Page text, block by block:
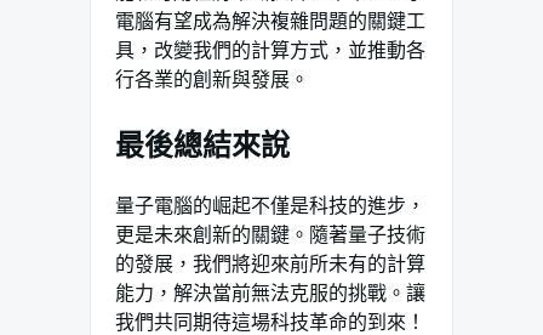
電腦有望成為解決複雜問題的關鍵工
具，改變我們的計算方式，並推動各
行各業的創新與發展。
最後總結來說
量子電腦的崛起不僅是科技的進步，
更是未來創新的關鍵。隨著量子技術
的發展，我們將迎來前所未有的計算
能力，解決當前無法克服的挑戰。讓
我們共同期待這場科技革命的到來！